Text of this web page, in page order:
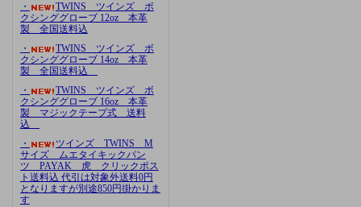
・
TWINS ツインズ ボ
クシンググローブ 12oz 本革
製 全国送料込
・
TWINS ツインズ ボ
クシンググローブ 14oz 本革
製 全国送料込
・
TWINS ツインズ ボ
クシンググローブ 16oz 本革
製 マジックテープ式 送料
込
・
ツインズ TWINS M
サイズ ムエタイキックパン
ツ PAYAK 虎 クリックポス
ト送料込 代引は対象外送料0円
となりますが別途850円掛かりま
す